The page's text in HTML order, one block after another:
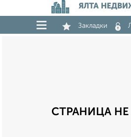
ЯЛТА
Закладки
СТРАНИЦА